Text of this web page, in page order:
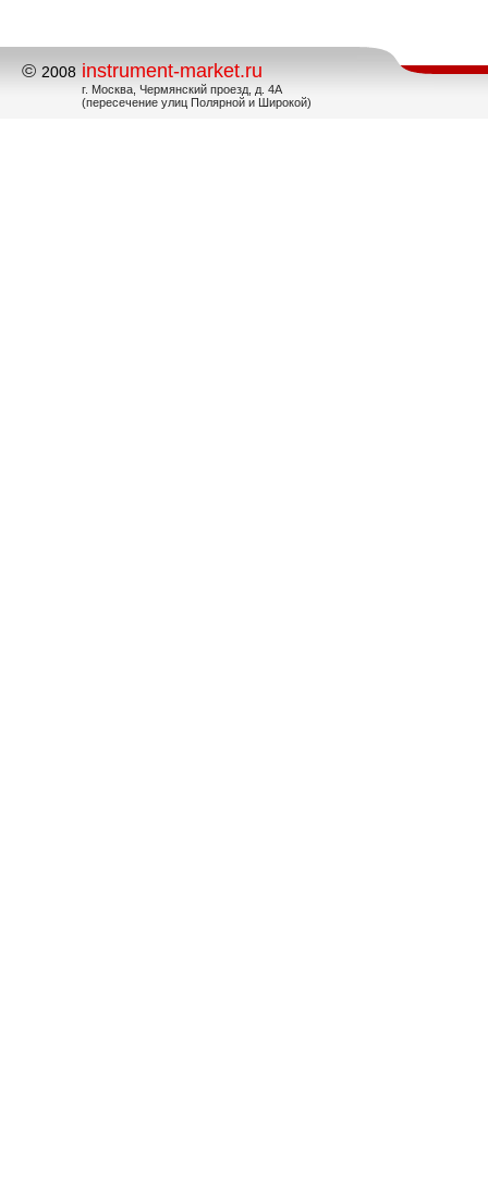
© 2008 instrument-market.ru
г. Москва, Чермянский проезд, д. 4А
(пересечение улиц Полярной и Широкой)